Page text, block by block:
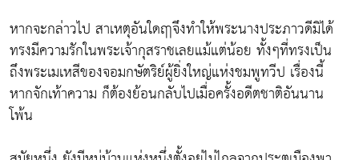
หากจะกล่าวไป สาเหตุอันใดฤาจึงทำให้พระนางประภาวดีมิได้
ทรงมีความรักในพระเจ้ากุสราชเลยแม้แต่น้อย ทั้งๆที่ทรงเป็น
ถึงพระเมเหสีของจอมกษัตริย์ผู้ยิ่งใหญ่แห่งชมพูทวีป เรื่องนี้
หากจักเท้าความ ก็ต้องย้อนกลับไปเมื่อครั้งอดีตชาติอันนาน
โพ้น